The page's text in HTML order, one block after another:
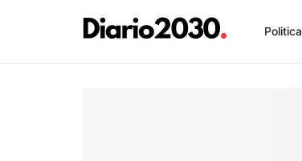
Politica